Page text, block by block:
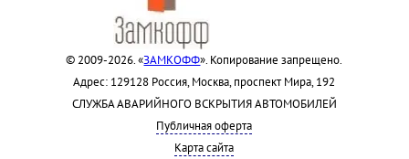
© 2009-2026. «ЗАМКОФФ». Копирование запрещено.
Адрес: 129128 Россия, Москва, проспект Мира, 192
СЛУЖБА АВАРИЙНОГО ВСКРЫТИЯ АВТОМОБИЛЕЙ
Публичная оферта
Карта сайта